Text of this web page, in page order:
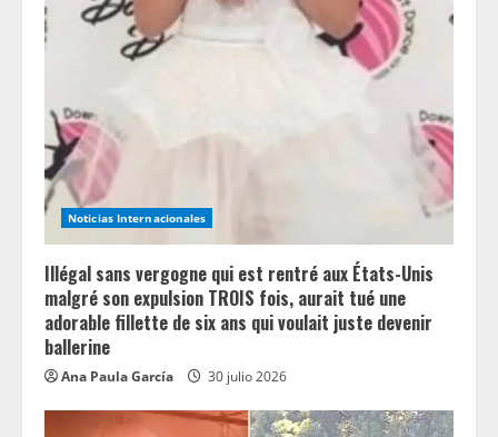
Noticias Internacionales
Illégal sans vergogne qui est rentré aux États-Unis
malgré son expulsion TROIS fois, aurait tué une
adorable fillette de six ans qui voulait juste devenir
ballerine
Ana Paula García 30 julio 2026